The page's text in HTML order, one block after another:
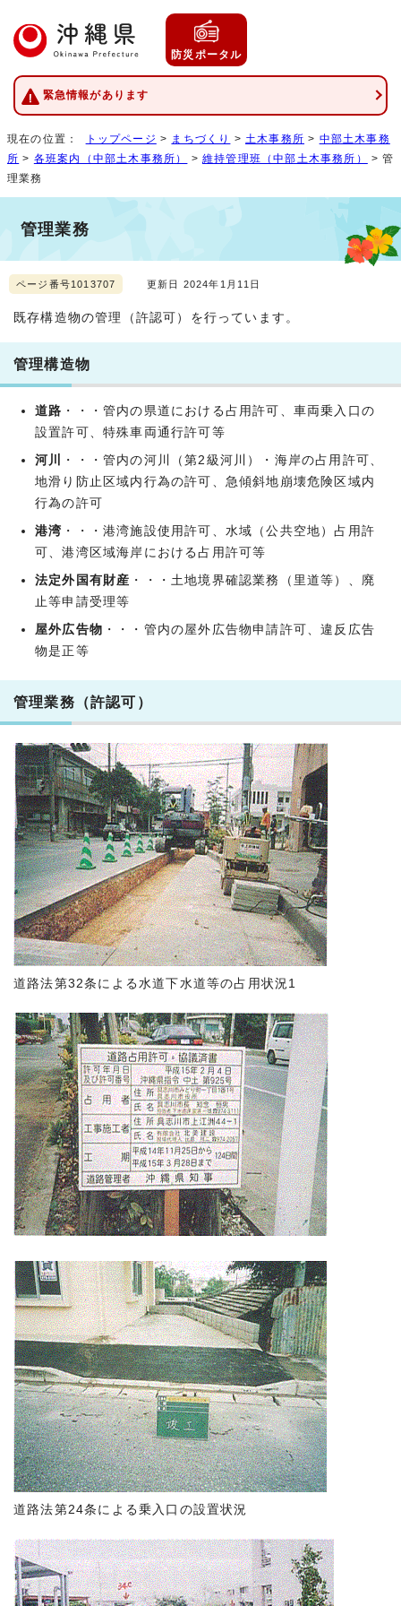
防災ポータル
緊急情報があります
現在の位置： トップページ > まちづくり > 土木事務所 > 中部土木事務
所 > 各班案内（中部土木事務所） >維持管理班（中部土木事務所）
> 管
理業務
管理業務
ページ番号1013707 更新日 2024年1月11日
既存構造物の管理（許認可）を行っています。
管理構造物
道路 ・・・管内の県道における占用許可、車両乗入口の
設置許可、特殊車両通行許可等
河川
・・・管内の河川（第2級河川）・海岸の占用許可、
地滑り防止区域内行為の許可、急傾斜地崩壊危険区域内
行為の許可
港湾 ・・・港湾施設使用許可、水域（公共空地）占用許
可、港湾区域海岸における占用許可等
法定外国有財産 ・・・土地境界確認業務（里道等）、廃
止等申請受理等
屋外広告物 ・・・管内の屋外広告物申請許可、違反広告
物是正等
管理業務（許認可）
道路法第32条による水道下水道等の占用状況1
道路法第24条による乗入口の設置状況